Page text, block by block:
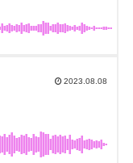
2023.08.08